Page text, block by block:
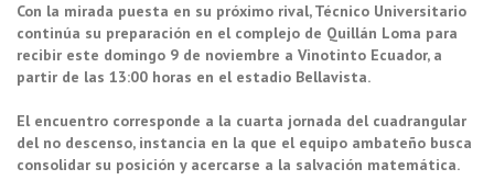
Con la mirada puesta en su próximo rival, Técnico Universitario
continúa su preparación en el complejo de Quillán Loma para
recibir este domingo 9 de noviembre a Vinotinto Ecuador, a
partir de las 13:00 horas en el estadio Bellavista.
El encuentro corresponde a la cuarta jornada del cuadrangular
del no descenso, instancia en la que el equipo ambateño busca
consolidar su posición y acercarse a la salvación matemática.